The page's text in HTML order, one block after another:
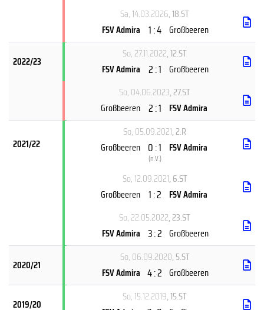
Sa, 14.03.2026, 18.ST
FSV Admira 1 : 4 Großbeeren
2022/23
So, 27.11.2022, 12.ST
FSV Admira 2 : 1 Großbeeren
So, 04.06.2023, 27.ST
Großbeeren 2 : 1 FSV Admira
2021/22
So, 05.09.2021, 2.R
Großbeeren 0 : 1
(n.V.)
FSV Admira
So, 12.09.2021, 6.ST
Großbeeren 1 : 2 FSV Admira
So, 22.05.2022, 23.ST
FSV Admira 3 : 2 Großbeeren
2020/21
So, 06.09.2020, 5.ST
FSV Admira 4 : 2 Großbeeren
2019/20
So, 15.12.2019, 15.ST